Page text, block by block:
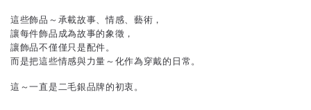
這些飾品～承載故事、情感、藝術，
讓每件飾品成為故事的象徵，
讓飾品不僅僅只是配件。
而是把這些情感與力量～化作為穿戴的日常。
這～一直是二毛銀品牌的初衷。